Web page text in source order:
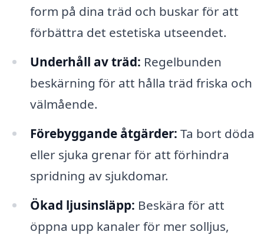
form på dina träd och buskar för att
förbättra det estetiska utseendet.
Underhåll av träd: Regelbunden
beskärning för att hålla träd friska och
välmående.
Förebyggande åtgärder: Ta bort döda
eller sjuka grenar för att förhindra
spridning av sjukdomar.
Ökad ljusinsläpp: Beskära för att
öppna upp kanaler för mer solljus,